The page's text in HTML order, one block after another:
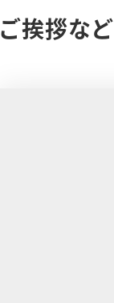
ご挨拶など